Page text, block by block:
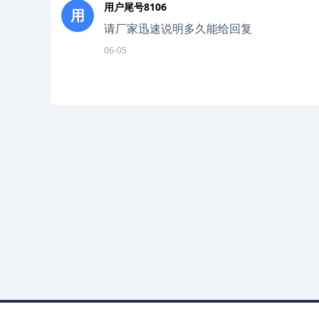
用 用户尾号8106
请厂家迅速说明多久能给回复
06-05